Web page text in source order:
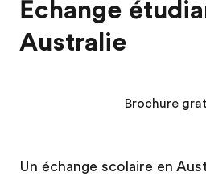
Échange
Australie
Un échange scolaire en
Brochure